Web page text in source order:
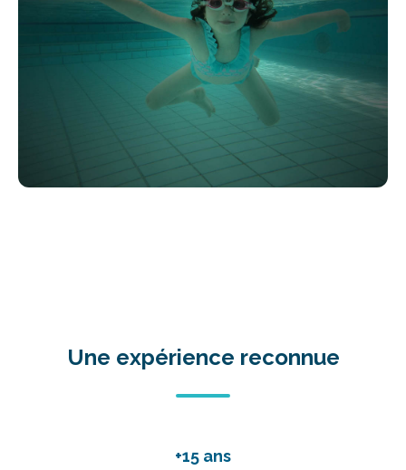
Une expérience reconnue
+15 ans